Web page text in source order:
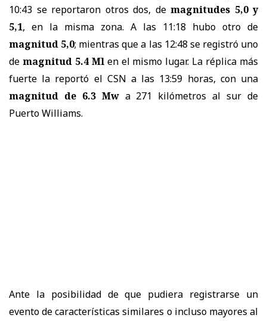
10:43 se reportaron otros dos, de magnitudes 5,0 y
5,1, en la misma zona. A las 11:18 hubo otro de
magnitud 5,0; mientras que a las 12:48 se registró uno
de magnitud 5.4 Mlen el mismo lugar. La réplica más
fuerte la reportó el CSN a las 13:59 horas, con una
magnitud de 6.3 Mw a 271 kilómetros al sur de
Puerto Williams.
Ante la posibilidad de que pudiera registrarse un
evento de características similares o incluso mayores al